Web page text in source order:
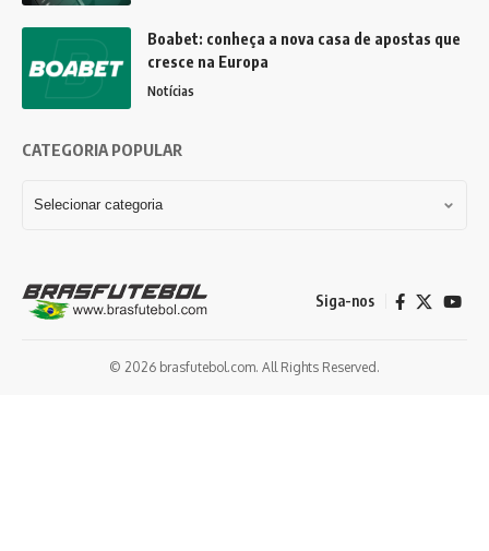
Boabet: conheça a nova casa de apostas que
cresce na Europa
Notícias
CATEGORIA POPULAR
Siga-nos
© 2026 brasfutebol.com. All Rights Reserved.